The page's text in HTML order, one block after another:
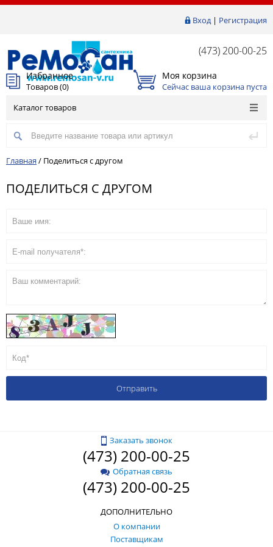
Вход| Регистрация
(473) 200-00-25
Избранное
Товаров (0)
Моя корзина
Сейчас ваша корзина пуста
Каталог товаров
Главная / Поделиться с другом
ПОДЕЛИТЬСЯ С ДРУГОМ
Заказать звонок
(473) 200-00-25
Обратная связь
(473) 200-00-25
ДОПОЛНИТЕЛЬНО
О компании
Поставщикам